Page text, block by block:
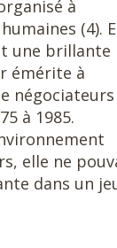
à
(4).
une brillante
émérite à
négociateurs
à 1985.
elle ne
dans un